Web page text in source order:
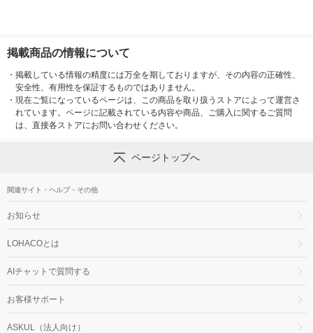
掲載商品の情報について
・ 掲載している情報の精度には万全を期しておりますが、その内容の正確性、
安全性、有用性を保証するものではありません。
・ 現在ご覧になっているページは、この商品を取り扱うストアによって運営さ
れています。ページに記載されている内容や商品、ご購入に関するご質問
は、直接各ストアにお問い合わせください。
ページトップへ
関連サイト・ヘルプ・その他
お知らせ
LOHACOとは
AIチャットで質問する
お客様サポート
ASKUL（法人向け）